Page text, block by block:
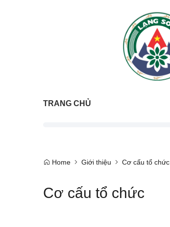
TRANG CHỦ
Home Giới thiệu Cơ cấu tổ chức
Cơ cấu tổ chức